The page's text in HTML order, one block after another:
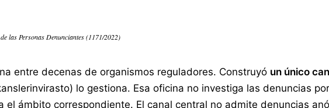
las Personas Denunciantes (1171/2022)
entre decenas de organismos reguladores. Construyó un único
lo gestiona. Esa oficina no investiga las denuncias
el ámbito correspondiente. El canal central no admite denuncias